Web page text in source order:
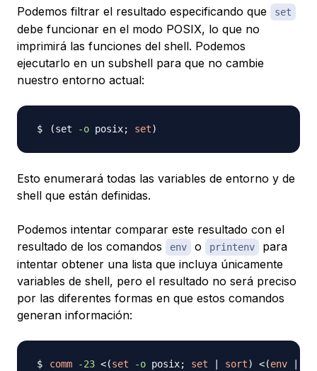
Podemos filtrar el resultado especificando que set
debe funcionar en el modo POSIX, lo que no
imprimirá las funciones del shell. Podemos
ejecutarlo en un subshell para que no cambie
nuestro entorno actual:
(set -o posix; set)
Esto enumerará todas las variables de entorno y de
shell que están definidas.
Podemos intentar comparar este resultado con el
resultado de los comandos
env o printenv
para
intentar obtener una lista que incluya únicamente
variables de shell, pero el resultado no será preciso
por las diferentes formas en que estos comandos
generan información:
comm -23 <(set -o posix; set sort) <(env